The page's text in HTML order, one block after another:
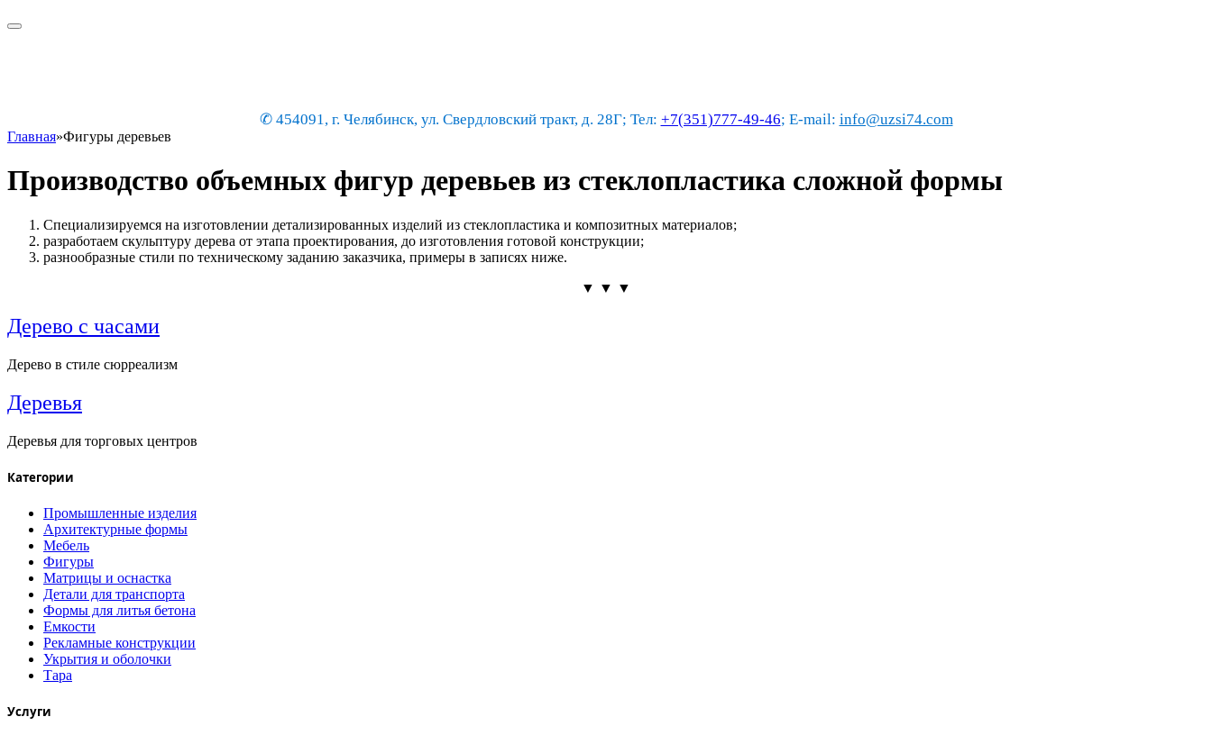
✆ 454091, г. Челябинск, ул. Свердловский тракт, д. 28Г; Тел: +7(351)777-49-46; E-mail: info@uzsi74.com
Главная»Фигуры деревьев
Производство объемных фигур деревьев из стеклопластика сложной формы
Специализируемся на изготовлении детализированных изделий из стеклопластика и композитных материалов;
разработаем скульптуру дерева от этапа проектирования, до изготовления готовой конструкции;
разнообразные стили по техническому заданию заказчика, примеры в записях ниже.
▼ ▼ ▼
Дерево с часами
Дерево в стиле сюрреализм
Деревья
Деревья для торговых центров
Категории
Промышленные изделия
Архитектурные формы
Мебель
Фигуры
Матрицы и оснастка
Детали для транспорта
Формы для литья бетона
Емкости
Рекламные конструкции
Укрытия и оболочки
Тара
Услуги